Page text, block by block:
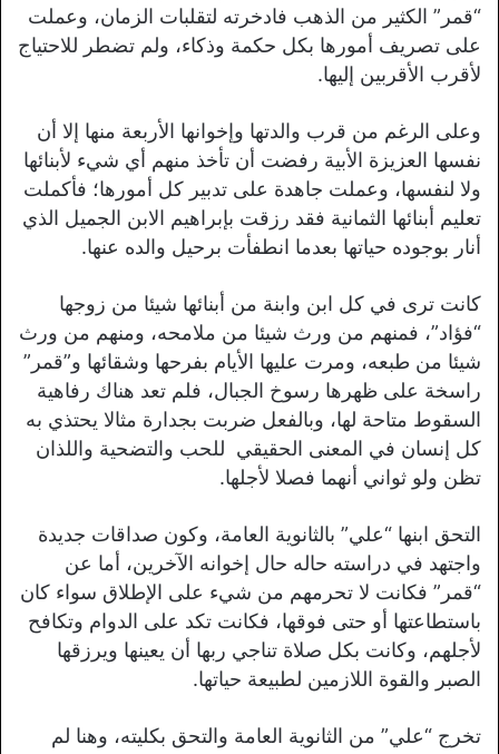
“قمر” الكثير من الذهب فادخرته لتقلبات الزمان، وعملت
على تصريف أمورها بكل حكمة وذكاء، ولم تضطر للاحتياج
لأقرب الأقربين إليها.
وعلى الرغم من قرب والدتها وإخوانها الأربعة منها إلا أن
نفسها العزيزة الأبية رفضت أن تأخذ منهم أي شيء لأبنائها
ولا لنفسها، وعملت جاهدة على تدبير كل أمورها؛ فأكملت
تعليم أبنائها الثمانية فقد رزقت بإبراهيم الابن الجميل الذي
أنار بوجوده حياتها بعدما انطفأت برحيل والده عنها.
كانت ترى في كل ابن وابنة من أبنائها شيئا من زوجها
“فؤاد”، فمنهم من ورث شيئا من ملامحه، ومنهم من ورث
شيئا من طبعه، ومرت عليها الأيام بفرحها وشقائها و”قمر”
راسخة على ظهرها رسوخ الجبال، فلم تعد هناك رفاهية
السقوط متاحة لها، وبالفعل ضربت بجدارة مثالا يحتذي به
كل إنسان في المعنى الحقيقي للحب والتضحية واللذان
تظن ولو ثواني أنهما فصلا لأجلها.
التحق ابنها “علي” بالثانوية العامة، وكون صداقات جديدة
واجتهد في دراسته حاله حال إخوانه الآخرين، أما عن
“قمر” فكانت لا تحرمهم من شيء على الإطلاق سواء كان
باستطاعتها أو حتى فوقها، فكانت تكد على الدوام وتكافح
لأجلهم، وكانت بكل صلاة تناجي ربها أن يعينها ويرزقها
الصبر والقوة اللازمين لطبيعة حياتها.
تخرج “علي” من الثانوية العامة والتحق بكليته، وهنا لم